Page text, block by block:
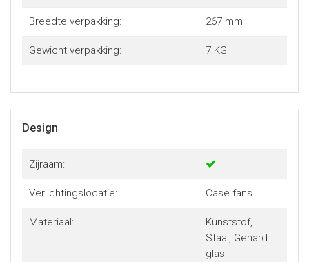
Breedte verpakking: 267 mm
Gewicht verpakking: 7 KG
Design
Zijraam:
Verlichtingslocatie: Case fans
Materiaal:
Kunststof,
Staal, Gehard
glas